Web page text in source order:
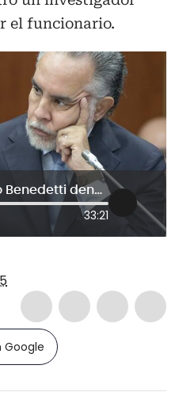
el funcionario.
Ministro Armando Benedetti denuncia que está siendo presuntamente hackeado con el software Pegasus
33:21
Google